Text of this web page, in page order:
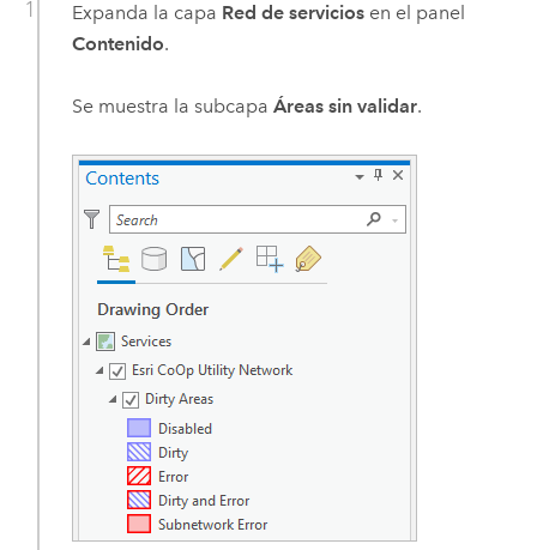
Expanda la capa Red de serviciosen el panel
Contenido.
Se muestra la subcapa Áreas sin validar.